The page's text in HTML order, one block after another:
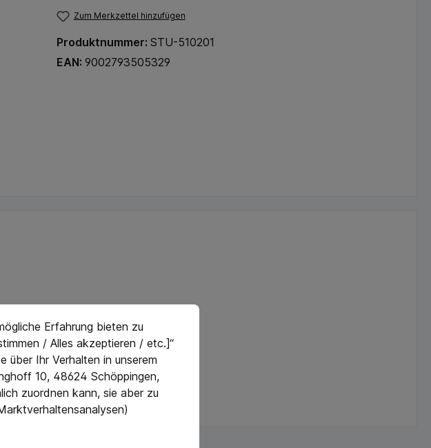
Zum Merkzettel hinzufügen
Produktnummer: STU-510201
EAN: 9002793505329
Erfahrung bieten zu
/ Alles akzeptieren / etc.]“
über Ihr Verhalten in unserem
10, 48624 Schöppingen,
zuordnen kann, sie aber zu